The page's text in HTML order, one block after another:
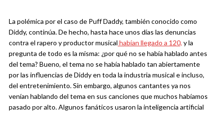
La polémica por el caso de Puff Daddy, también conocido como
Diddy, continúa. De hecho, hasta hace unos días las denuncias
contra el rapero y productor musical habían llegado a 120, y la
pregunta de todo es la misma: ¿por qué no se había hablado antes
del tema? Bueno, el tema no se había hablado tan abiertamente
por las influencias de Diddy en toda la industria musical e incluso,
del entretenimiento. Sin embargo, algunos cantantes ya nos
venían hablando del tema en sus canciones que muchos habíamos
pasado por alto.Algunos fanáticos usaron la inteligencia artificial